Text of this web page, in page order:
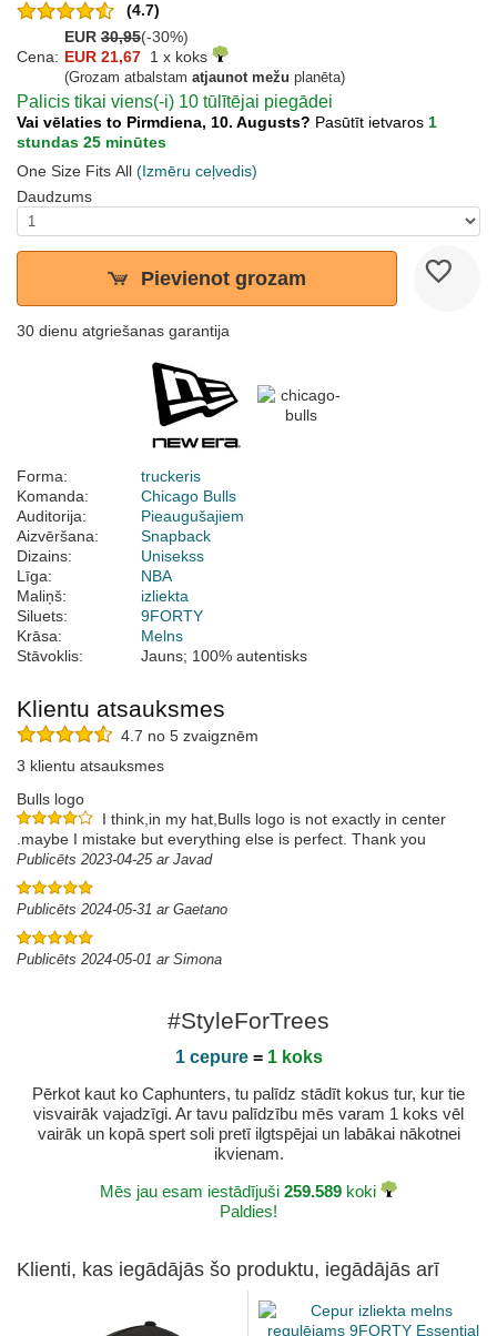
(4.7)
EUR 30,95(-30%)
Cena: EUR 21,67 1 x koks
(Grozam atbalstam atjaunot mežu planēta)
Palicis tikai viens(-i) 10 tūlītējai piegādei
Vai vēlaties to Pirmdiena, 10. Augusts? Pasūtīt ietvaros 1
stundas 25 minūtes
One Size Fits All (Izmēru ceļvedis)
Daudzums
Pievienot grozam
30 dienu atgriešanas garantija
Forma:
truckeris
Komanda:
Chicago Bulls
Auditorija:
Pieaugušajiem
Aizvēršana:
Snapback
Dizains:
Unisekss
Līga:
NBA
Maliņš:
izliekta
Siluets:
9FORTY
Krāsa:
Melns
Stāvoklis:
Jauns; 100% autentisks
Klientu atsauksmes
4.7 no 5 zvaigznēm
3 klientu atsauksmes
Bulls logo
I think,in my hat,Bulls logo is not exactly in center
.maybe I mistake but everything else is perfect. Thank you
Publicēts 2023-04-25 ar Javad
Publicēts 2024-05-31 ar Gaetano
Publicēts 2024-05-01 ar Simona
#StyleForTrees
1 cepure= 1 koks
Pērkot kaut ko Caphunters, tu palīdz stādīt kokus tur, kur tie
visvairāk vajadzīgi. Ar tavu palīdzību mēs varam 1 koks vēl
vairāk un kopā spert soli pretī ilgtspējai un labākai nākotnei
ikvienam.
Mēs jau esam iestādījuši 259.589 koki
Paldies!
Klienti, kas iegādājās šo produktu, iegādājās arī